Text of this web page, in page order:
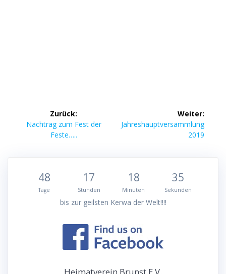
Beitragsnavigation
Zurück:
Vorheriger
Nachtrag zum Fest der
Feste…..
Weiter:
Nächster
Jahreshauptversammlung
2019
48
Tage
17
Stunden
18
Minuten
34
Sekunden
bis zur geilsten Kerwa der Welt!!!!